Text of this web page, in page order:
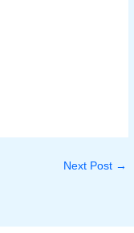
Next Post →